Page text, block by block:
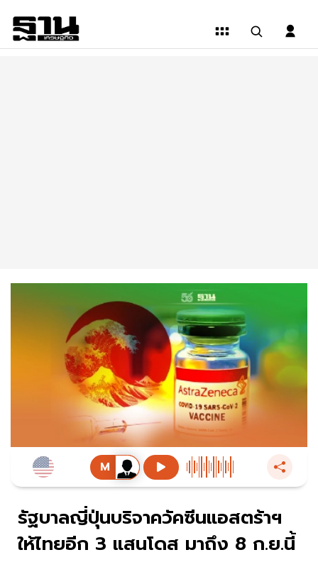
รัฐบาลญี่ปุ่นบริจาควัคซีนแอสตร้าฯ
ให้ไทยอีก 3 แสนโดส มาถึง 8 ก.ย.นี้